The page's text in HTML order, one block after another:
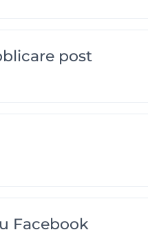
post
Facebook